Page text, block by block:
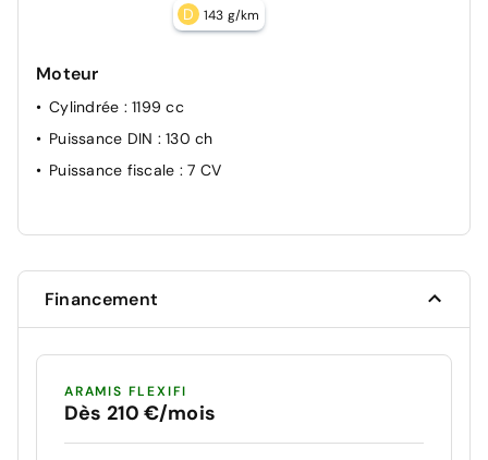
D 143 g/km
Moteur
Cylindrée : 1199 cc
Puissance DIN : 130 ch
Puissance fiscale : 7 CV
Financement
ARAMIS FLEXIFI
Dès 210 €/mois